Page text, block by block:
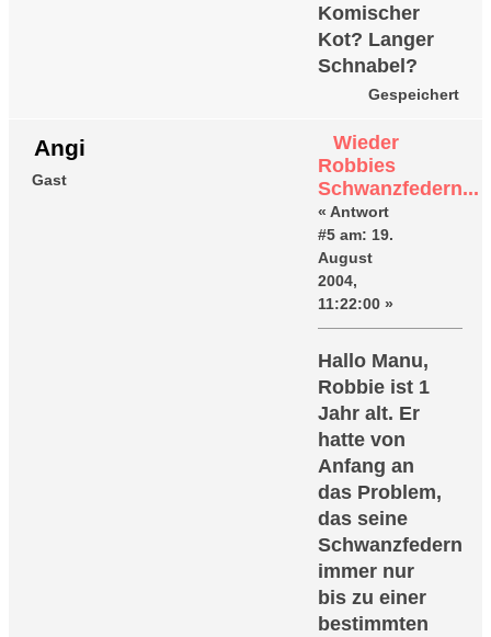
Komischer
Kot? Langer
Schnabel?
Gespeichert
Angi
Gast
Wieder
Robbies
Schwanzfedern...
« Antwort
#5 am: 19.
August
2004,
11:22:00 »
Hallo Manu,
Robbie ist 1
Jahr alt. Er
hatte von
Anfang an
das Problem,
das seine
Schwanzfedern
immer nur
bis zu einer
bestimmten